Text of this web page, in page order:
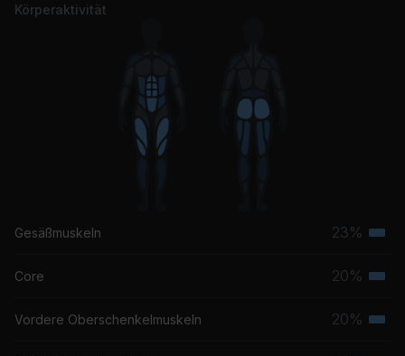
Körperaktivität
Gesäßmuskeln 23%
Core 20%
Vordere Oberschenkelmuskeln 20%